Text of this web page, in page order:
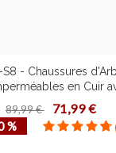
S8 - Chaussures
en Cuir
Terrain Gras
89,99 € 71,99 €
%